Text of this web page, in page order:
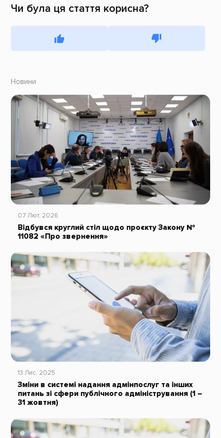
Чи була ця стаття корисна?
Новини
07 Лют, 2026
Відбувся круглий стіл щодо проєкту Закону №
11082 «Про звернення»
13 Лис, 2025
Зміни в системі надання адмінпослуг та інших
питань зі сфери публічного адміністрування (1 –
31 жовтня)